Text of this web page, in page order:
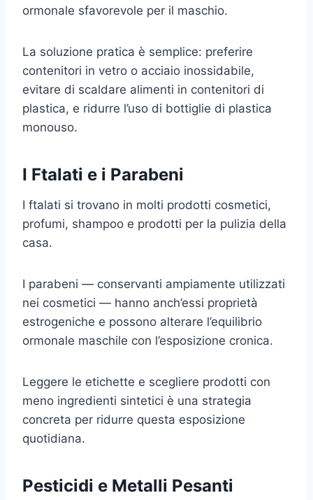
ormonale sfavorevole per il maschio.
La soluzione pratica è semplice: preferire
contenitori in vetro o acciaio inossidabile,
evitare di scaldare alimenti in contenitori di
plastica, e ridurre l’uso di bottiglie di plastica
monouso.
I Ftalati e i Parabeni
I ftalati si trovano in molti prodotti cosmetici,
profumi, shampoo e prodotti per la pulizia della
casa.
I parabeni — conservanti ampiamente utilizzati
nei cosmetici — hanno anch’essi proprietà
estrogeniche e possono alterare l’equilibrio
ormonale maschile con l’esposizione cronica.
Leggere le etichette e scegliere prodotti con
meno ingredienti sintetici è una strategia
concreta per ridurre questa esposizione
quotidiana.
Pesticidi e Metalli Pesanti